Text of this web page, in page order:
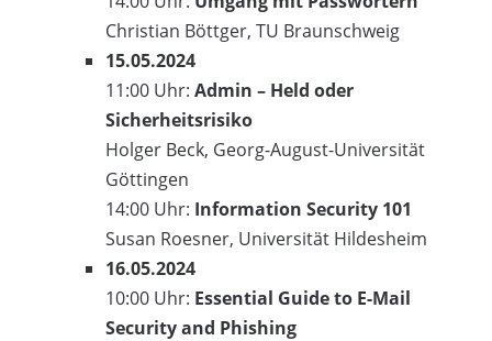
Christian Böttger, TU Braunschweig
15.05.2024
11:00 Uhr: Admin – Held oder
Sicherheitsrisiko
Holger Beck, Georg-August-Universität
Göttingen
14:00 Uhr: Information Security 101
Susan Roesner, Universität Hildesheim
16.05.2024
10:00 Uhr: Essential Guide to E-Mail
Security and Phishing